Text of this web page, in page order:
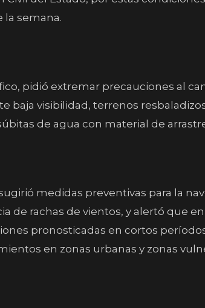
la semana.
pidió extremar precauciones al
baja visibilidad, terrenos
de agua con material de
medidas preventivas para la
de rachas de vientos, y alertó que
pronosticadas en cortos
en zonas urbanas y zonas